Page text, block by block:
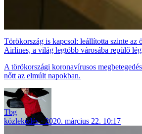
Törökország is kapcsol: leállította szinte az
Airlines, a világ legtöbb városába repülő
A törökországi koronavírusos
nőtt az elmúlt napokban.
Tbg
közlekedés
2020. március 22. 10:17